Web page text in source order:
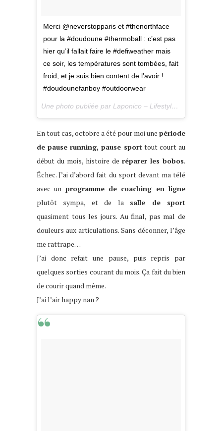
Merci @neverstopparis et #thenorthface
pour la #doudoune #thermoball : c’est pas
hier qu’il fallait faire le #defiweather mais
ce soir, les températures sont tombées, fait
froid, et je suis bien content de l’avoir !
#doudounefanboy #outdoorwear
Une photo publiée par Laponico – Lifestyle & Outdoor (@laponico) le
En tout cas, octobre a été pour moi une période
de pause running, pause sport tout court au
début du mois, histoire de réparer les bobos.
Échec. J’ai d’abord fait du sport devant ma télé
avec un programme de coaching en ligne
plutôt sympa, et de la salle de sport
quasiment tous les jours. Au final, pas mal de
douleurs aux articulations. Sans déconner, l’âge
me rattrape…
J’ai donc refait une pause, puis repris par
quelques sorties courant du mois. Ça fait du bien
de courir quand même.
J’ai l’air happy nan ?